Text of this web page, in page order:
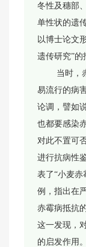
冬性及穗部
单性状的遗
以博士论文
遗传研究”的
当时，
易流行的病
论调，譬如
也都要感染
对此不置可
进行抗病性
表了“小麦赤
例，指出在
赤霉病抵抗
这一发现，
的启发作用。